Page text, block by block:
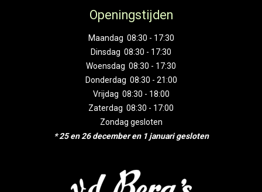
Openingstijden
Maandag 08:30 - 17:30
Dinsdag 08:30 - 17:30
Woensdag 08:30 - 17:30
Donderdag 08:30 - 21:00
Vrijdag 08:30 - 18:00
Zaterdag 08:30 - 17:00
Zondag gesloten
* 25 en 26 december en 1 januari gesloten